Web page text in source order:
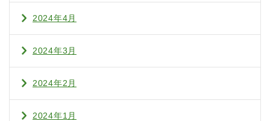
2024年4月
2024年3月
2024年2月
2024年1月